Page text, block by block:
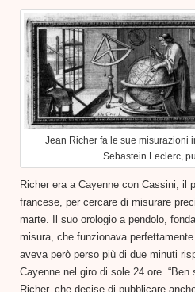
Jean Richer fa le sue misurazioni
Sebastein Leclerc,
Richer era a Cayenne con Cassini, il
francese, per cercare di misurare
marte. Il suo orologio a pendolo,
misura, che funzionava
aveva però perso più di due minuti
Cayenne nel giro di sole 24 ore. “Ben
Richer, che decise di pubblicare